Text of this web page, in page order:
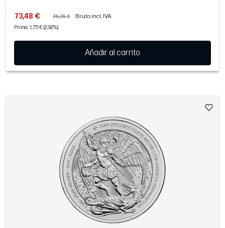
73,48 € 76,76 € Bruto incl. IVA
Prima: 1,75 € (2,92%)
Añadir al carrito